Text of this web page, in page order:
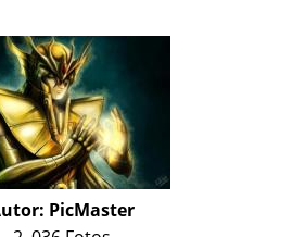
PicMaster